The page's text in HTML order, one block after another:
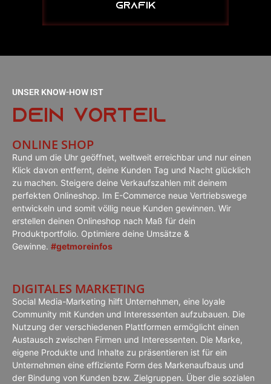
GRAFIK
UNSER KNOW-HOW IST
Dein Vorteil
ONLINE SHOP
Rund um die Uhr geöffnet, weltweit erreichbar und nur einen
Klick davon entfernt, deine Kunden Tag und Nacht glücklich
zu machen. Steigere deine Verkaufszahlen mit deinem
perfekten Onlineshop. Im E-Commerce neue Vertriebswege
entwickeln und somit völlig neue Kunden gewinnen. Wir
erstellen deinen Onlineshop nach Maß für dein
Produktportfolio. Optimiere deine Umsätze &
Gewinne. #getmoreinfos
DIGITALES MARKETING
Social Media-Marketing hilft Unternehmen, eine loyale
Community mit Kunden und Interessenten aufzubauen. Die
Nutzung der verschiedenen Plattformen ermöglicht einen
Austausch zwischen Firmen und Interessenten. Die Marke,
eigene Produkte und Inhalte zu präsentieren ist für ein
Unternehmen eine effiziente Form des Markenaufbaus und
der Bindung von Kunden bzw. Zielgruppen. Über die sozialen